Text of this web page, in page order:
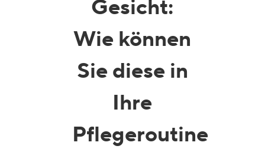
Gesicht:
Wie können
Sie diese in
Ihre
Pflegeroutine